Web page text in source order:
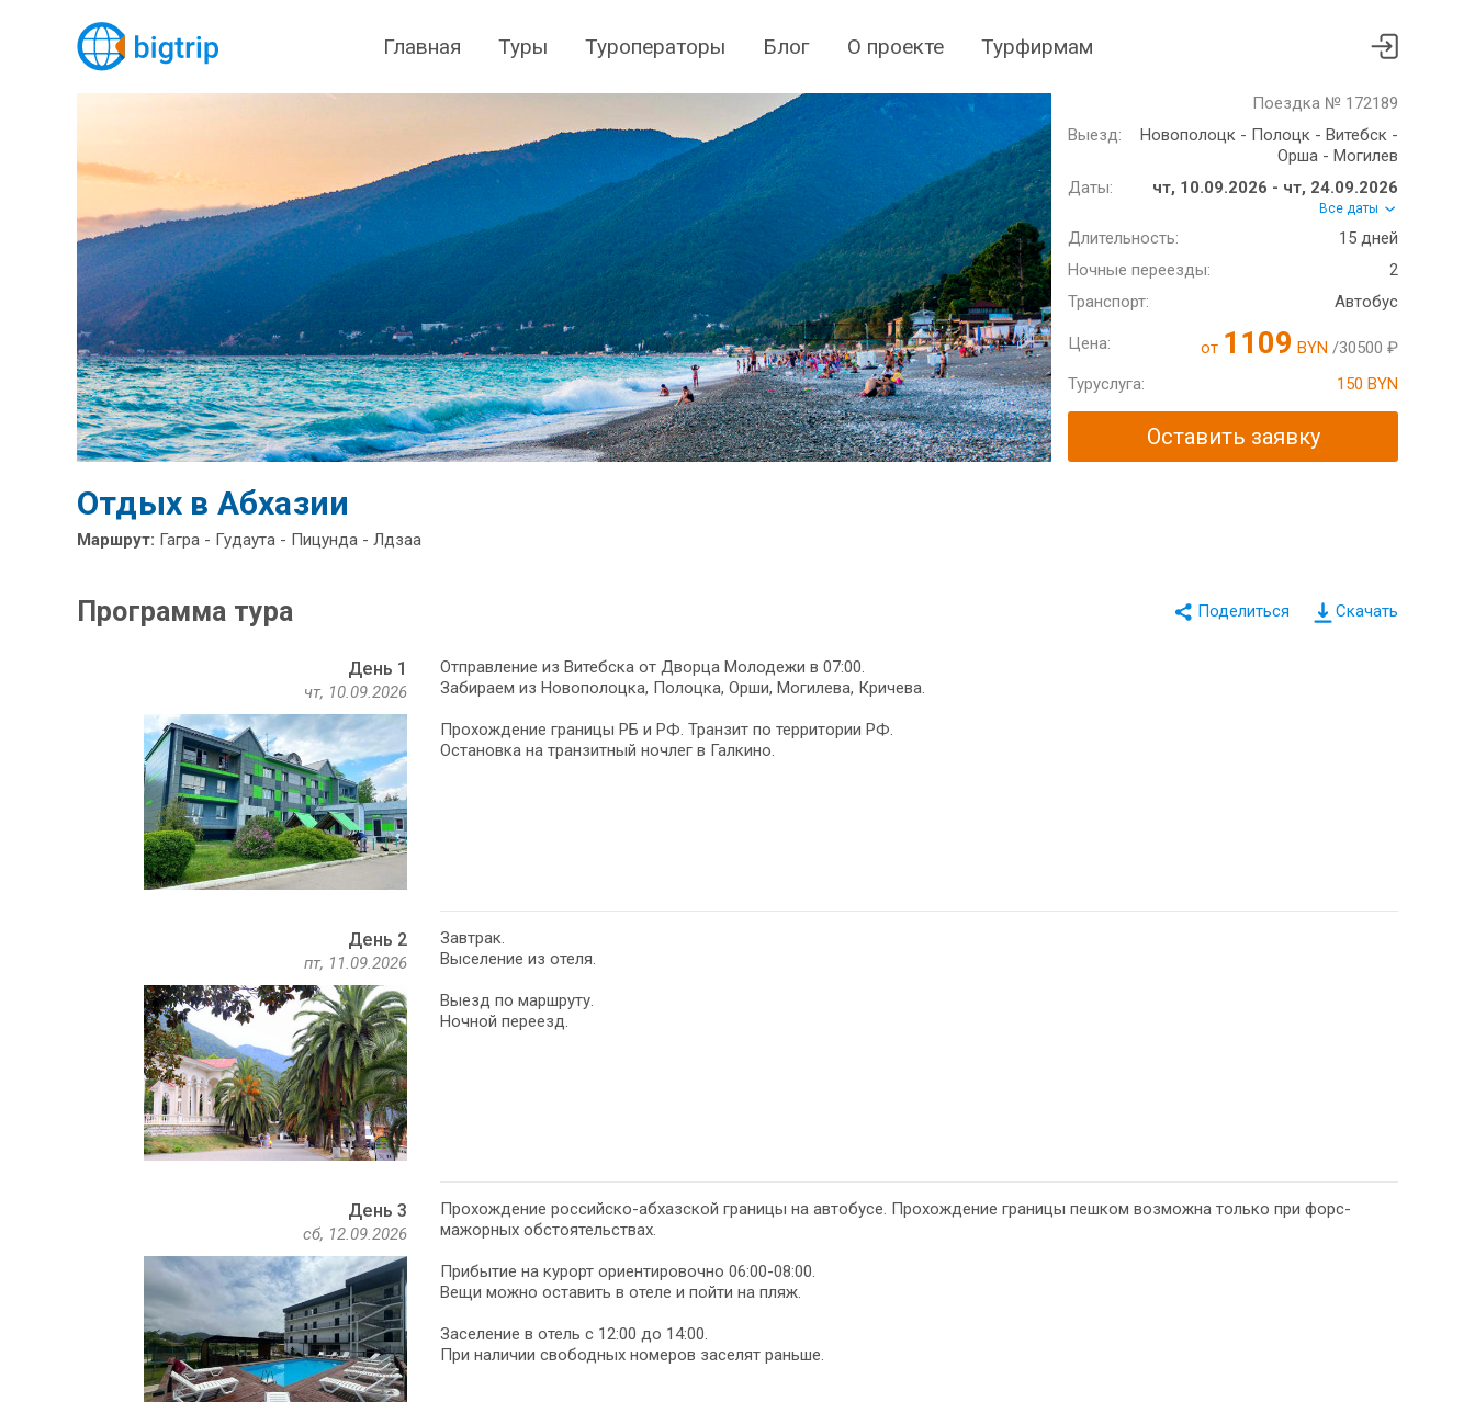
Главная Туры Туроператоры Блог О проекте Турфирмам
Поездка № 172189
Выезд:
Новополоцк - Полоцк - Витебск -
Орша - Могилев
Даты:
чт, 10.09.2026 - чт, 24.09.2026
Все даты
Длительность:
15 дней
Ночные переезды:
2
Транспорт:
Автобус
Цена: от 1109 BYN /30500 ₽
Туруслуга:
150 BYN
Оставить заявку
Отдых в Абхазии
Маршрут: Гагра - Гудаута - Пицунда - Лдзаа
Скачать
Программа тура
День 1
чт, 10.09.2026
Отправление из Витебска от Дворца Молодежи в 07:00.
Забираем из Новополоцка, Полоцка, Орши, Могилева, Кричева.
Прохождение границы РБ и РФ. Транзит по территории РФ.
Остановка на транзитный ночлег в Галкино.
День 2
пт, 11.09.2026
Завтрак.
Выселение из отеля.
Выезд по маршруту.
Ночной переезд.
День 3
сб, 12.09.2026
Прохождение российско-абхазской границы на автобусе. Прохождение границы пешком возможна только при форс-
мажорных обстоятельствах.
Прибытие на курорт ориентировочно 06:00-08:00.
Вещи можно оставить в отеле и пойти на пляж.
Заселение в отель с 12:00 до 14:00.
При наличии свободных номеров заселят раньше.